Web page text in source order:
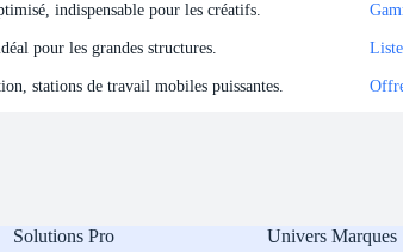
indispensable pour les créatifs.
pour les grandes structures.
stations de travail mobiles puissantes.
Solutions Pro Univers Marques